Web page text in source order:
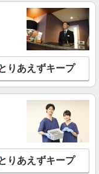
りあえずキープ
りあえずキープ